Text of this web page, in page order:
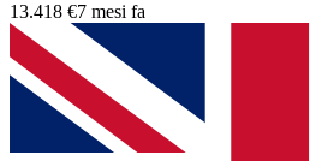
13.418 €7 mesi fa